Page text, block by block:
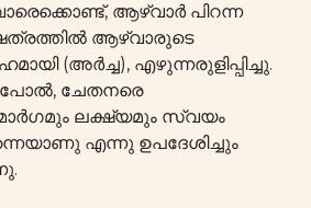
ആഴ്വാർ പിറന്ന
ആഴ്വാരുടെ
(അർച്ച), എഴുന്നരുളിപ്പിച്ചു.
ചേതനരെ
മാർഗമും ലക്ഷ്യമും സ്വയം
എന്നു ഉപദേശിച്ചും